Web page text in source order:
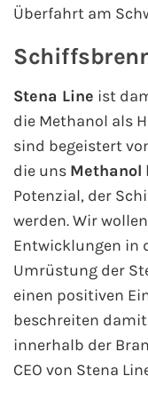
AIDA Adria
AIDA
AIDA
AIDA Weltreisen
Alle AIDA Häfen
Mein Schiff
Mein Schiff
Mein Schiff
Mein Schiff
Überfahrt am
Stena Line ist
die Methanol als
sind begeistert
die uns Methanol
Potenzial, der
werden. Wir
Entwicklungen in
Umrüstung der
einen positiven
beschreiten
innerhalb der
CEO von Stena